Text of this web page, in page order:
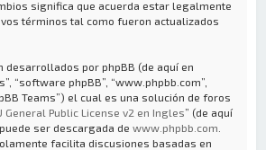
significa que acuerda estar legalmente
términos tal como fueron actualizados
desarrollados por phpBB (de aquí en
“software phpBB”, “www.phpbb.com”,
Teams”) el cual es una solución de foros
General Public License v2 en Ingles” (de aquí
puede ser descargada dewww.phpbb.com
facilita discusiones basadas en